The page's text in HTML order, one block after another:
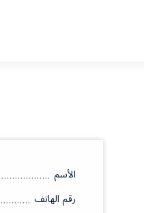
الأسم
رقم الهاتف